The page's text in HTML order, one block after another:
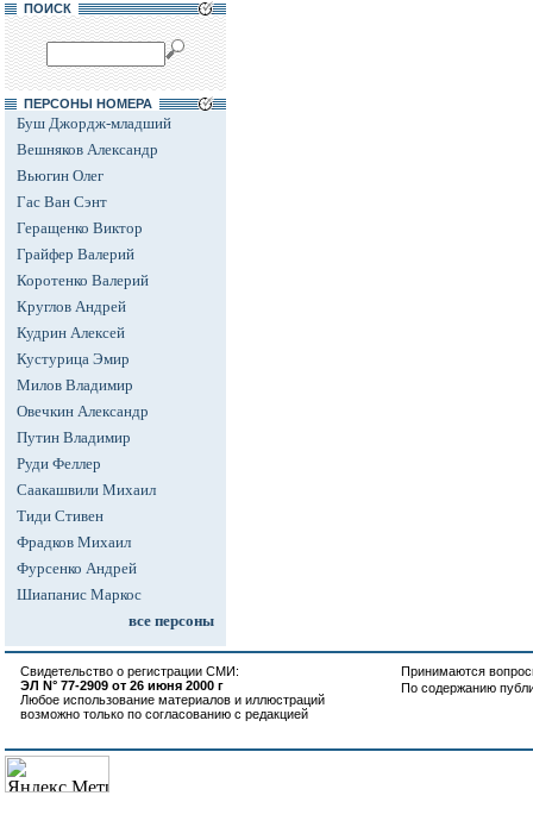
ПОИСК
ПЕРСОНЫ НОМЕРА
Буш Джордж-младший
Вешняков Александр
Вьюгин Олег
Гас Ван Сэнт
Геращенко Виктор
Грайфер Валерий
Коротенко Валерий
Круглов Андрей
Кудрин Алексей
Кустурица Эмир
Милов Владимир
Овечкин Александр
Путин Владимир
Руди Феллер
Саакашвили Михаил
Тиди Стивен
Фрадков Михаил
Фурсенко Андрей
Шиапанис Маркос
все персоны
Свидетельство о регистрации СМИ:
ЭЛ N° 77-2909 от 26 июня 2000 г
Любое использование материалов и иллюстраций
возможно только по согласованию с редакцией
Принимаются
По содержанию